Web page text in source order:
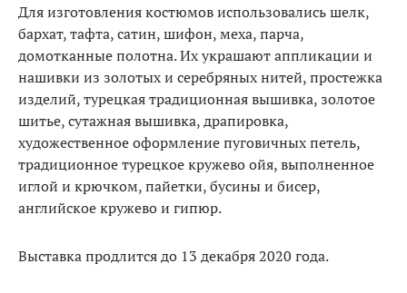
Для изготовления костюмов использовались шелк,
бархат, тафта, сатин, шифон, меха, парча,
домотканные полотна. Их украшают аппликации и
нашивки из золотых и серебряных нитей, простежка
изделий, турецкая традиционная вышивка, золотое
шитье, сутажная вышивка, драпировка,
художественное оформление пуговичных петель,
традиционное турецкое кружево ойя, выполненное
иглой и крючком, пайетки, бусины и бисер,
английское кружево и гипюр.
Выставка продлится до 13 декабря 2020 года.